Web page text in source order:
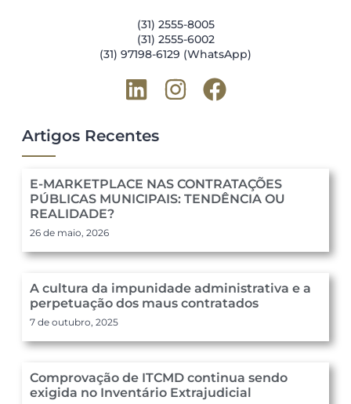
(31) 2555-8005
(31) 2555-6002
(31) 97198-6129 (WhatsApp)
Artigos Recentes
E-MARKETPLACE NAS CONTRATAÇÕES
PÚBLICAS MUNICIPAIS: TENDÊNCIA OU
REALIDADE?
26 de maio, 2026
A cultura da impunidade administrativa e a
perpetuação dos maus contratados
7 de outubro, 2025
Comprovação de ITCMD continua sendo
exigida no Inventário Extrajudicial